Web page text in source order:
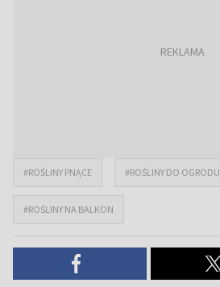
#ROŚLINY PNĄCE #ROŚLINY DO OGRODU
#ROŚLINY NA BALKON